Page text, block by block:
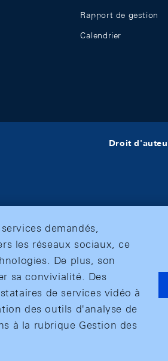
Rapport de gestion
Calendrier
Droit
demandés,
les réseaux sociaux, ce
De plus, son
sa convivialité. Des
de services vidéo à
des outils d'analyse de
à la rubrique Gestion des